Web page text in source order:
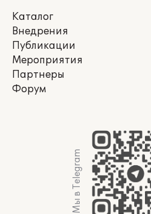
Каталог
Внедрения
Публикации
Мероприятия
Партнеры
Форум
Мы в Telegram